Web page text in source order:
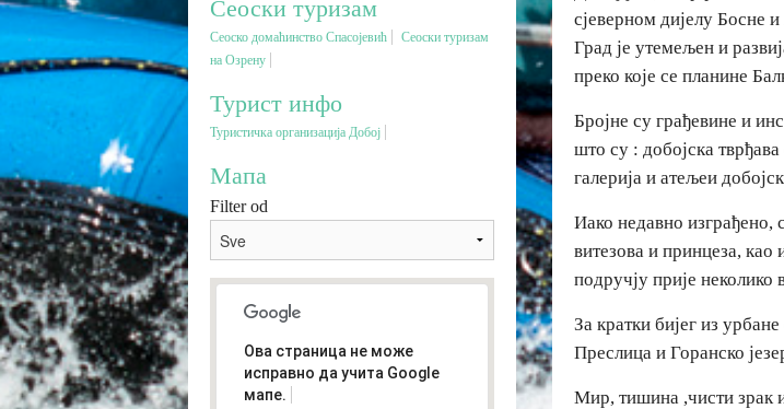
Сеоски туризам
Сеоско домаћинство Спасојевић
Сеоски туризам
на Озрену
Турист инфо
Туристичка организација Добој
Мапа
Filter od
Ова страница не може
исправно да учита Google
мапе.
сјеверном дијелу Босне
Град је утемељен и
преко које се планине
Бројне су грађевине и
што су : добојска
галерија и атељеи
Иако недавно изграђено,
витезова и принцеза,
подручју прије неколико
За кратки бијег из
Преслица и Горанско
Мир, тишина ,чисти зрак